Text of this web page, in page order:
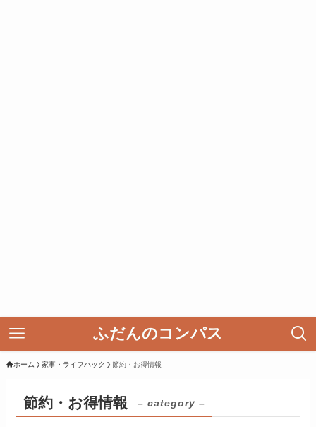
ふだんのコンパス
ホーム 家事・ライフハック 節約・お得情報
節約・お得情報 – category –